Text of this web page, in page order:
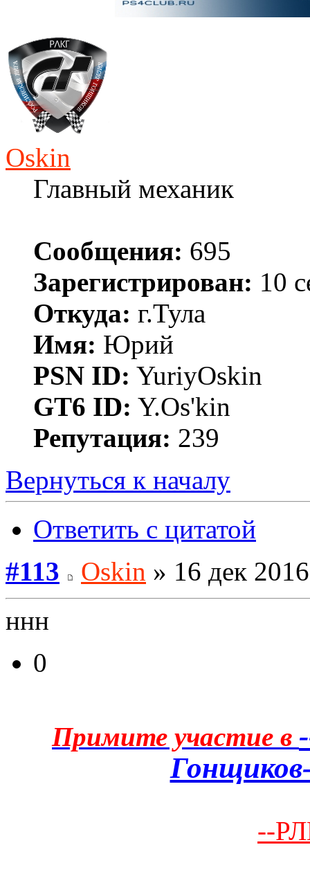
Oskin
Главный механик
Сообщения: 695
Зарегистрирован: 10
Откуда: г.Тула
Имя: Юрий
PSN ID: YuriyOskin
GT6 ID: Y.Os'kin
Репутация: 239
Вернуться к началу
Ответить с цитатой
#113
Oskin » 16 дек
ннн
0
Примите участие в
--